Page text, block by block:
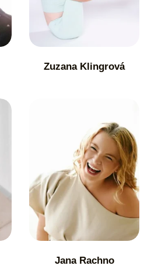
Zuzana Klingrová
Jana Rachno